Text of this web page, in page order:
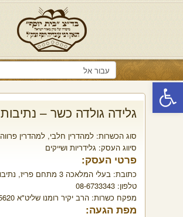
פתח סרגל נגישות
גלידה גולדה כשר – נתיבות
סוג הכשרות: למהדרין חלבי, למהדרין פרווה
סיווג העסק: גלידריות ושייקים
פרטי העסק:
כתובת: בעלי המלאכה 3 מתחם פריז, נתיבות
טלפון: 08-6733343
מפקח כשרות: הרב יקיר רומנו שליט"א 054-8485620
מפת הגעה: